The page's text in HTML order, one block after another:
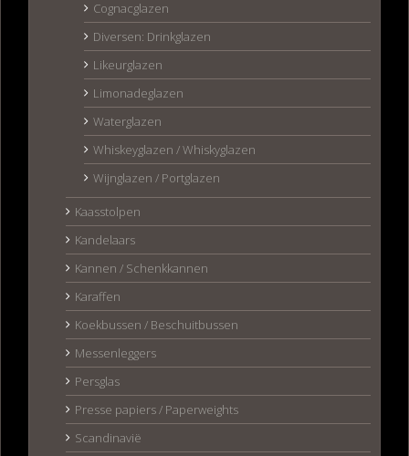
Cognacglazen
Diversen: Drinkglazen
Likeurglazen
Limonadeglazen
Waterglazen
Whiskeyglazen / Whiskyglazen
Wijnglazen / Portglazen
Kaasstolpen
Kandelaars
Kannen / Schenkkannen
Karaffen
Koekbussen / Beschuitbussen
Messenleggers
Persglas
Presse papiers / Paperweights
Scandinavië